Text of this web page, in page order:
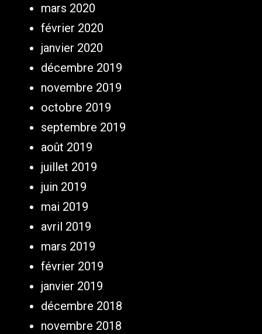
mars 2020
février 2020
janvier 2020
décembre 2019
novembre 2019
octobre 2019
septembre 2019
août 2019
juillet 2019
juin 2019
mai 2019
avril 2019
mars 2019
février 2019
janvier 2019
décembre 2018
novembre 2018